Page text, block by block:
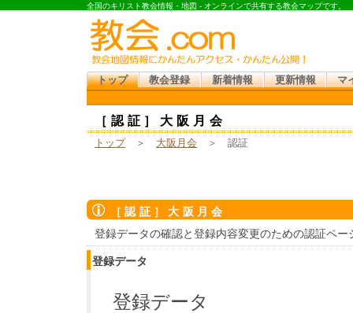
全国のキリスト教会情報・地図 - オンラインで共有する教会マップです。
トップ 教会登録 新着情報 更新情報 マ
［認証］大阪月会
トップ ＞ 大阪月会 ＞ 認証
［認証］大阪月会
登録データの確認と登録内容変更のための認証ペー
登録データ
登録データ